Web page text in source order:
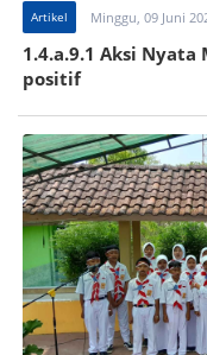
Artikel Minggu, 09 Juni
1.4.a.9.1 Aksi Nyata
positif